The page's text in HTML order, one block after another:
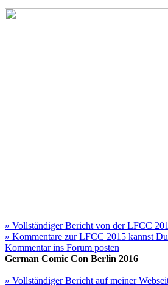
» Vollständiger Bericht von der LFCC
» Kommentare zur LFCC 2015 kannst
Kommentar ins Forum posten
German Comic Con Berlin 2016
» Vollständiger Bericht auf meiner